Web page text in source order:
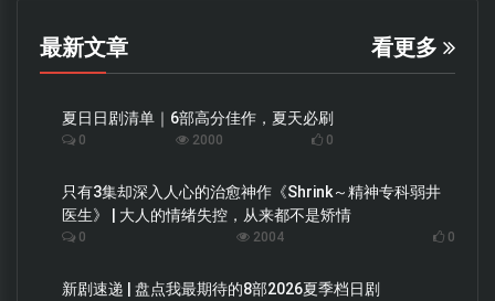
最新文章 看更多
夏日日剧清单｜6部高分佳作，夏天必刷
0 2000 0
只有3集却深入人心的治愈神作《Shrink～精神专科弱井
医生》 | 大人的情绪失控，从来都不是矫情
0 2004 0
新剧速递 | 盘点我最期待的8部2026夏季档日剧